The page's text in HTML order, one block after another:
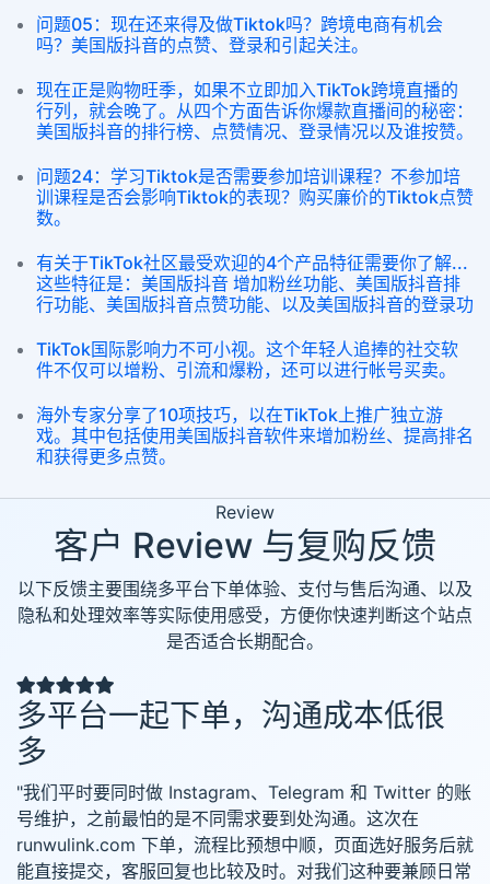
问题05：现在还来得及做Tiktok吗？跨境电商有机会
吗？美国版抖音的点赞、登录和引起关注。
现在正是购物旺季，如果不立即加入TikTok跨境直播的
行列，就会晚了。从四个方面告诉你爆款直播间的秘密：
美国版抖音的排行榜、点赞情况、登录情况以及谁按赞。
问题24：学习Tiktok是否需要参加培训课程？不参加培
训课程是否会影响Tiktok的表现？购买廉价的Tiktok点赞
数。
有关于TikTok社区最受欢迎的4个产品特征需要你了解...
这些特征是：美国版抖音 增加粉丝功能、美国版抖音排
行功能、美国版抖音点赞功能、以及美国版抖音的登录功
TikTok国际影响力不可小视。这个年轻人追捧的社交软
件不仅可以增粉、引流和爆粉，还可以进行帐号买卖。
海外专家分享了10项技巧，以在TikTok上推广独立游
戏。其中包括使用美国版抖音软件来增加粉丝、提高排名
和获得更多点赞。
Review
客户 Review 与复购反馈
以下反馈主要围绕多平台下单体验、支付与售后沟通、以及
隐私和处理效率等实际使用感受，方便你快速判断这个站点
是否适合长期配合。
多平台一起下单，沟通成本低很
多
"我们平时要同时做 Instagram、Telegram 和 Twitter 的账
号维护，之前最怕的是不同需求要到处沟通。这次在
runwulink.com 下单，流程比预想中顺，页面选好服务后就
能直接提交，客服回复也比较及时。对我们这种要兼顾日常